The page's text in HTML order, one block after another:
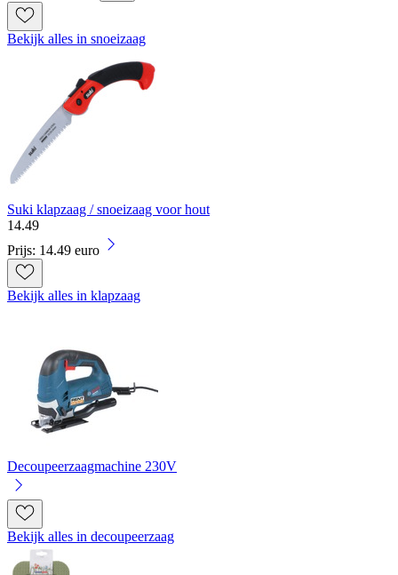
Bekijk alles in snoeizaag
Suki klapzaag / snoeizaag voor hout
14.49
Prijs: 14.49 euro
Bekijk alles in klapzaag
Decoupeerzaagmachine 230V
Bekijk alles in decoupeerzaag